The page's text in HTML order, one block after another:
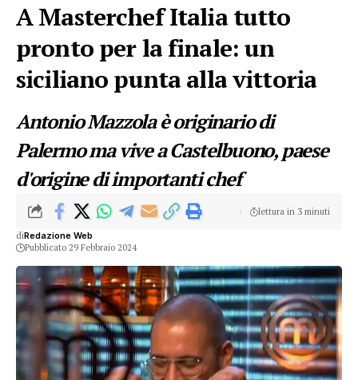
A Masterchef Italia tutto
pronto per la finale: un
siciliano punta alla vittoria
Antonio Mazzola è originario di
Palermo ma vive a Castelbuono, paese
d'origine di importanti chef
diRedazione Web
Pubblicato 29 Febbraio 2024
lettura in 3 minuti